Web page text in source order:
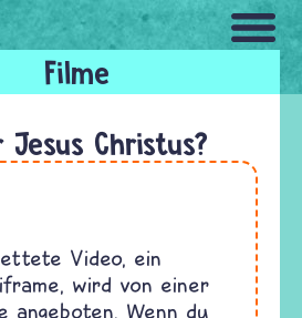
Jesus Christus?
Video, ein
wird von einer
angeboten. Wenn du